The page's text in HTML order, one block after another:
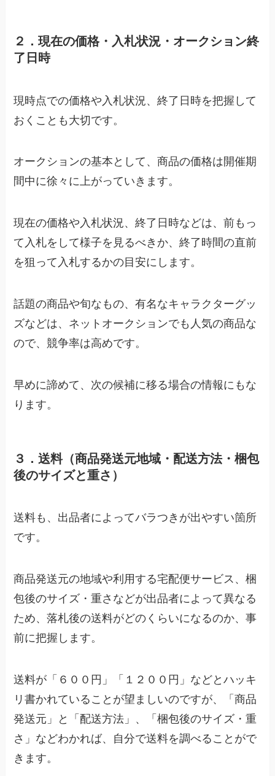
２．現在の価格・入札状況・オークション終
了日時
現時点での価格や入札状況、終了日時を把握して
おくことも大切です。
オークションの基本として、商品の価格は開催期
間中に徐々に上がっていきます。
現在の価格や入札状況、終了日時などは、前もっ
て入札をして様子を見るべきか、終了時間の直前
を狙って入札するかの目安にします。
話題の商品や旬なもの、有名なキャラクターグッ
ズなどは、ネットオークションでも人気の商品な
ので、競争率は高めです。
早めに諦めて、次の候補に移る場合の情報にもな
ります。
３．送料（商品発送元地域・配送方法・梱包
後のサイズと重さ）
送料も、出品者によってバラつきが出やすい箇所
です。
商品発送元の地域や利用する宅配便サービス、梱
包後のサイズ・重さなどが出品者によって異なる
ため、落札後の送料がどのくらいになるのか、事
前に把握します。
送料が「６００円」「１２００円」などとハッキ
リ書かれていることが望ましいのですが、「商品
発送元」と「配送方法」、「梱包後のサイズ・重
さ」などわかれば、自分で送料を調べることがで
きます。